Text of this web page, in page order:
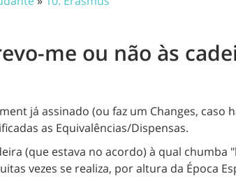
me ou não às
já assinado (ou faz um Changes,
as Equivalências/Dispensas.
(que estava no acordo) à qual
vezes se realiza, por altura da Época